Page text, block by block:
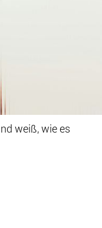
weiß, wie es